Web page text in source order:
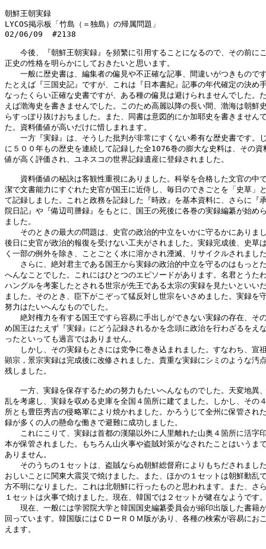
朝鮮王朝実録
LYCOS掲示板「竹島（＝独島）の帰属問題」
02/06/09  #2138
今後、『朝鮮王朝実録』を頻繁に引用することになるので、その前に
正史の性格を明らかにしておきたいと思います。
一般に歴史書は、編集者の偏見や不正確な記事、間違いがつきもので
たとえば『三国史記』ですが、これは『日本書紀』記事の年代確定の決め
なったくらい正確な史書ですが、ある種の偏見は避けられませんでした。
えば渤海史を書きませんでした。このため高麗以降の長い間、渤海は朝鮮
らすっぽり抜けおちました。また、同書は意図的にか加耶史を書きません
た。資料価値が高いだけに惜しまれます。
一方『実録』は、そうした批判が非常にすくない希有な歴史書です。
に５００年もの歴史を連続して記録した全1076巻の膨大な史料は、その資
値が高く評価され、ユネスコの世界記録遺産に登録されました。
資料価値の秘訣は客観性重視にありました。科挙を合格した文官の中
潔で文書能力にすぐれた史官が国王に近侍し、毎日のできごとを「史草」
て記録しました。これと政務を記録した『時政』を基本資料に、さらに『
院日記』や『備辺司謄録』をもとに、国王の死後に各巻の実録編纂が始め
ました。
そのときの最大の問題は、史官の政治的中立をいかに守るかにありま
後日に史官が政治的報復を受けない工夫がされました。実録完成後、史草
く一部の例外を除き、ことごとく水に溶かされ湮滅、リサイクルされまし
さらに、絶対君主である国王から実録の政治的中立を守るのはもっと
へんなことでした。これにはひとつのエピソードがあります。名君とうた
ハングルを考案したとされる世宗が先王である太宗の実録を見たいといい
ました。そのとき、臣下がこぞって猛反対し世宗をいさめました。実録を
努力はたいへんなものでした。
絶対権力を有する国王ですら容易に手出しができない実録の存在、そ
め国王はたえず『実録』にどう記録されるかを念頭に政治を行わざるをえ
ったといっても過言ではありません。
しかし、その実録もときには党争に巻き込まれました。すなわち、宣
顕宗，景宗実録は完成後に改修されました。貴重な実録にシミのような汚
残しました。
一方、実録を保存するための努力もたいへんなものでした。天変地異
乱を考慮し、実録を収める史庫を全国４箇所に建てました。しかし、その
所とも豊臣秀吉の侵略軍により焼かれました。かろうじて全州に保管され
録が多くの人の懸命な働きで避難に成功しました。
これにこりて、実録は首都の漢陽以外に人里離れた山奥４箇所に活字
本が保管されました。もちろん山火事や盗賊対策がなされたことはいうま
ありません。
そのうちの１セットは、盗賊ならぬ朝鮮総督府によりもちだされまし
おしいことに関東大震災で焼けました。また、ほかの１セットは朝鮮動乱
方不明になりました。これは北朝鮮に行ったものと思われます。また、さ
１セットは火事で焼けました。現在、韓国では２セットが健在なようです
現在、一般には学習院大学と韓国国史編纂委員会が縮印出版した書籍
回っています。韓国版にはＣＤーＲＯＭ版があり、各種の検索が容易にお
えます。